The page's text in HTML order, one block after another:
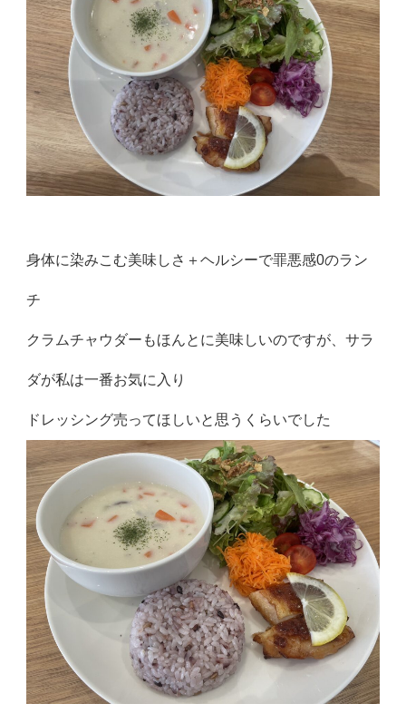
身体に染みこむ美味しさ＋ヘルシーで罪悪感0のラン
チ
クラムチャウダーもほんとに美味しいのですが、サラ
ダが私は一番お気に入り
ドレッシング売ってほしいと思うくらいでした